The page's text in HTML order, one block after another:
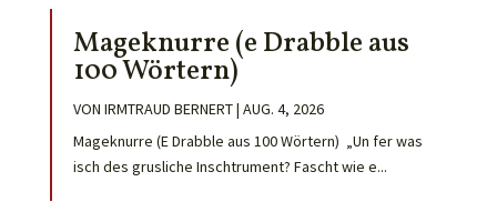
Mageknurre (e Drabble aus
100 Wörtern)
VON IRMTRAUD BERNERT| AUG. 4, 2026
Mageknurre (E Drabble aus 100 Wörtern) „Un fer was
isch des grusliche Inschtrument? Fascht wie e...